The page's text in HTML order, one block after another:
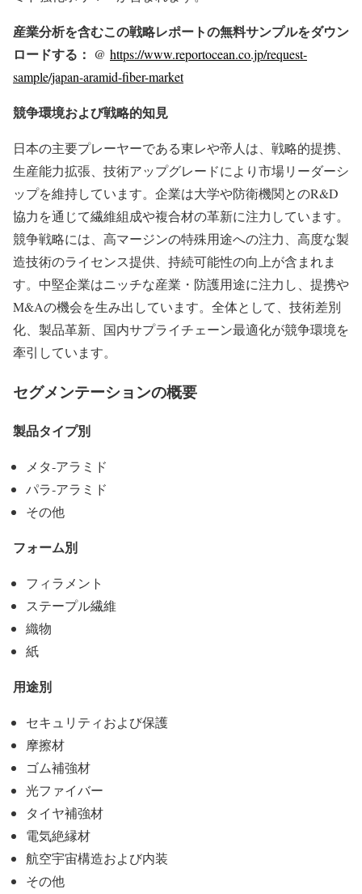
産業分析を含むこの戦略レポートの無料サンプルをダウン
ロードする： @ https://www.reportocean.co.jp/request-
sample/japan-aramid-fiber-market
競争環境および戦略的知見
日本の主要プレーヤーである東レや帝人は、戦略的提携、
生産能力拡張、技術アップグレードにより市場リーダーシ
ップを維持しています。企業は大学や防衛機関とのR&D
協力を通じて繊維組成や複合材の革新に注力しています。
競争戦略には、高マージンの特殊用途への注力、高度な製
造技術のライセンス提供、持続可能性の向上が含まれま
す。中堅企業はニッチな産業・防護用途に注力し、提携や
M&Aの機会を生み出しています。全体として、技術差別
化、製品革新、国内サプライチェーン最適化が競争環境を
牽引しています。
セグメンテーションの概要
製品タイプ別
メタ‐アラミド
パラ‐アラミド
その他
フォーム別
フィラメント
ステープル繊維
織物
紙
用途別
セキュリティおよび保護
摩擦材
ゴム補強材
光ファイバー
タイヤ補強材
電気絶縁材
航空宇宙構造および内装
その他